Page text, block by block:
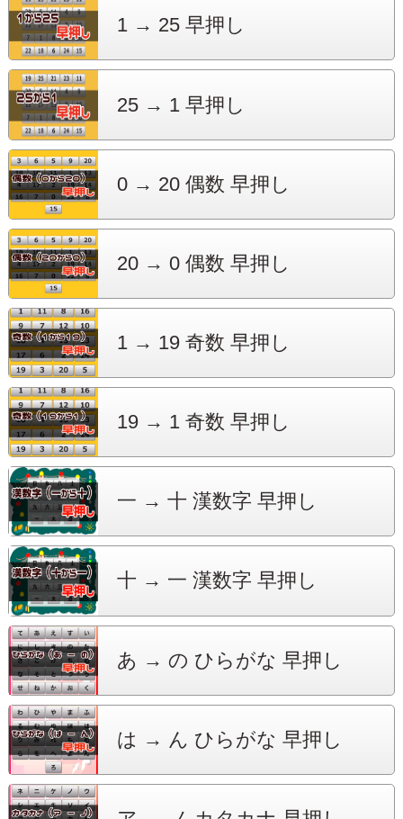
1 → 25 早押し
25 → 1 早押し
0 → 20 偶数 早押し
20 → 0 偶数 早押し
1 → 19 奇数 早押し
19 → 1 奇数 早押し
一 → 十 漢数字 早押し
十 → 一 漢数字 早押し
あ → の ひらがな 早押し
は → ん ひらがな 早押し